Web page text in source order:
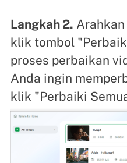
Langkah 2.
klik tombol
proses perbaikan
Anda ingin
klik "Perbaiki